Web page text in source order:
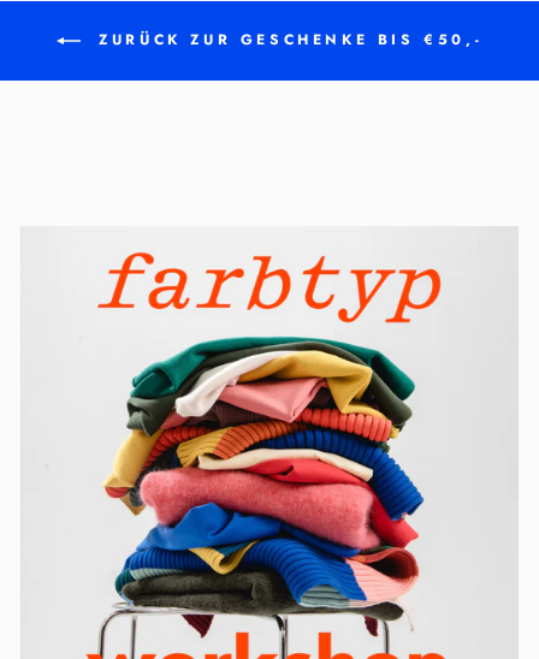
ZURÜCK ZUR GESCHENKE BIS €50,-